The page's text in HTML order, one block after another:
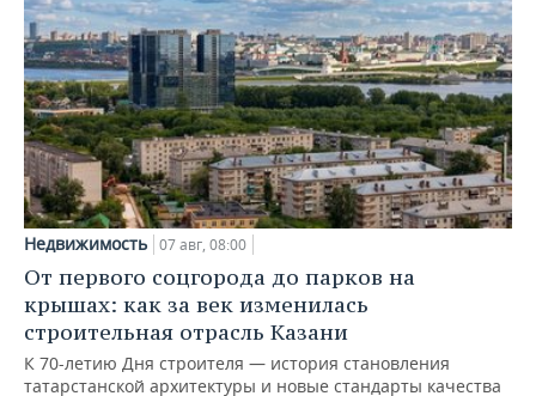
Недвижимость 07 авг, 08:00
От первого соцгорода до парков на
крышах: как за век изменилась
строительная отрасль Казани
К 70-летию Дня строителя — история становления
татарстанской архитектуры и новые стандарты качества